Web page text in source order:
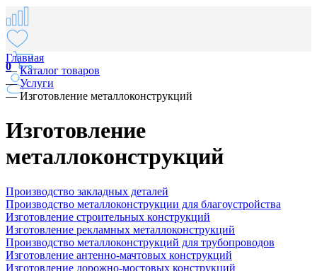
0
Главная
—Каталог товаров
—Услуги
—Изготовление металлоконструкций
Изготовление
металлоконструкций
Производство закладных деталей
Производство металлоконструкции для благоустройства
Изготовление строительных конструкций
Изготовление рекламных металлоконструкций
Производство металлоконструкций для трубопроводов
Изготовление антенно-мачтовых конструкций
Изготовление дорожно-мостовых конструкций